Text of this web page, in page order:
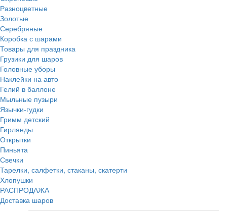
Разноцветные
Золотые
Серебряные
Коробка с шарами
Товары для праздника
Грузики для шаров
Головные уборы
Наклейки на авто
Гелий в баллоне
Мыльные пузыри
Язычки-гудки
Гримм детский
Гирлянды
Открытки
Пиньята
Свечки
Тарелки, салфетки, стаканы, скатерти
Хлопушки
РАСПРОДАЖА
Доставка шаров